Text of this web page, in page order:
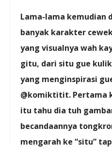
Lama-lama kemudian
banyak karakter
yang visualnya wah
gitu, dari situ gue
yang menginspirasi
@komiktitit. Pertama
itu tahu dia tuh
becandaannya
mengarah ke “situ”